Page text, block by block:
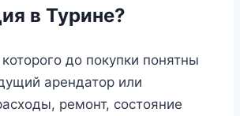
в Турине?
до покупки понятны
арендатор или
ремонт, состояние